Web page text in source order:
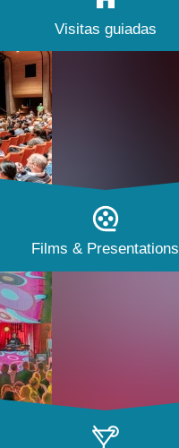
Visitas guiadas
Films & Presentations